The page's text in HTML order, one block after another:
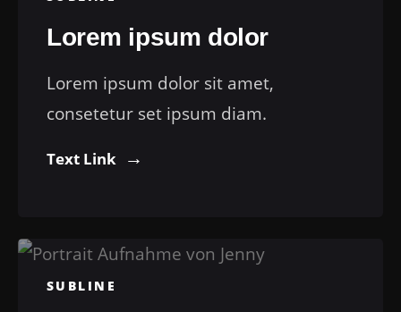
Lorem ipsum dolor
Lorem ipsum dolor sit amet,
consetetur set ipsum diam.
Text Link
SUBLINE